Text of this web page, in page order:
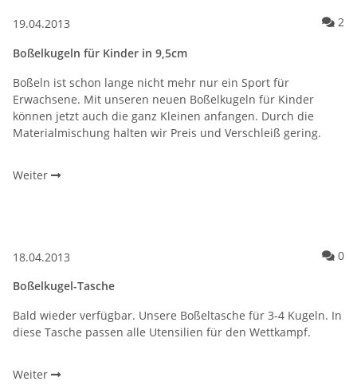
19.04.2013 2
Boßelkugeln für Kinder in 9,5cm
Boßeln ist schon lange nicht mehr nur ein Sport für
Erwachsene. Mit unseren neuen Boßelkugeln für Kinder
können jetzt auch die ganz Kleinen anfangen. Durch die
Materialmischung halten wir Preis und Verschleiß gering.
Weiter
18.04.2013 0
Boßelkugel-Tasche
Bald wieder verfügbar. Unsere Boßeltasche für 3-4 Kugeln. In
diese Tasche passen alle Utensilien für den Wettkampf.
Weiter